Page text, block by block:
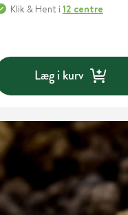
Klik & Hent i 12 centre
Læg i kurv